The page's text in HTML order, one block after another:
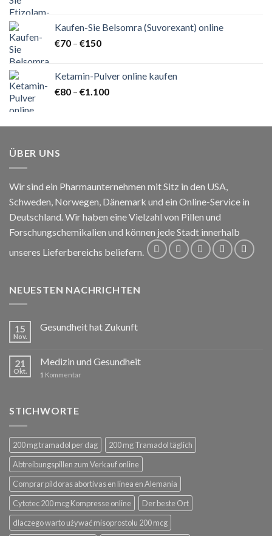
€850
Kaufen-Sie Belsomra (Suvorexant) online
€70 – €150Preisspanne:
€150
Ketamin-Pulver online kaufen
€80 – €1.100Preisspanne:
€1.100
ÜBER UNS
Wir sind ein Pharmaunternehmen mit Sitz in den USA,
Schweden, Norwegen, Dänemark und ein Online-Service in
Deutschland. Wir haben eine Vielzahl von Pillen und
Forschungschemikalien und können jede Stadt innerhalb
unseres Lieferbereichs beliefern.
NEUESTEN NACHRICHTEN
15
Nov.
Gesundheit hat Zukunft
21
Okt.
Medizin und Gesundheit
1 Kommentar
STICHWORTE
200 mg tramadol per dag
200 mg Tramadol täglich
Abtreibungspillen zum Verkauf online
Comprar píldoras abortivas en línea en Alemania
Cytotec 200 mcg Kompresse online
Der beste Ort
dlaczego warto używać misoprostolu 200 mcg